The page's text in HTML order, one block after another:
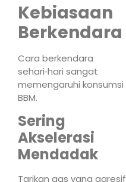
Kebiasaan
Berkendara
Cara berkendara
sehari‑hari sangat
memengaruhi konsumsi
BBM.
Sering
Akselerasi
Mendadak
Tarikan gas yang agresif